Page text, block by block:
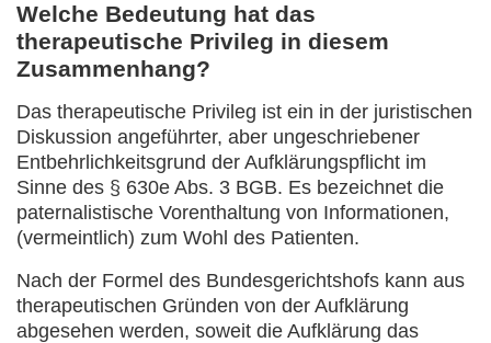
Welche Bedeutung hat das
therapeutische Privileg in diesem
Zusammenhang?
Das therapeutische Privileg ist ein in der juristischen
Diskussion angeführter, aber ungeschriebener
Entbehrlichkeitsgrund der Aufklärungspflicht im
Sinne des § 630e Abs. 3 BGB. Es bezeichnet die
paternalistische Vorenthaltung von Informationen,
(vermeintlich) zum Wohl des Patienten.
Nach der Formel des Bundesgerichtshofs kann aus
therapeutischen Gründen von der Aufklärung
abgesehen werden, soweit die Aufklärung das